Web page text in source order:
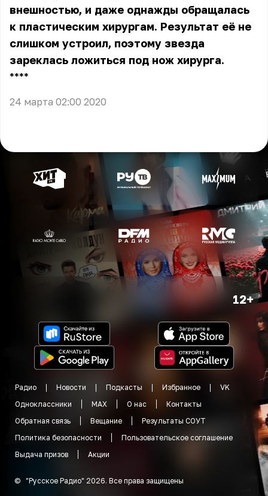
внешностью, и даже однажды обращалась
к пластическим хирургам. Результат её не
слишком устроил, поэтому звезда
зареклась ложиться под нож хирурга.
** **
24 марта 02:00 2020
12+
Радио Новости Подкасты Избранное
VK
Одноклассники
MAX О нас
Контакты
Обратная связь
Вещание
Результаты СОУТ
Политика безопасности
Пользовательское соглашение
Выдача призов
Акции
© "Русское Радио" 2026. Все права защищены